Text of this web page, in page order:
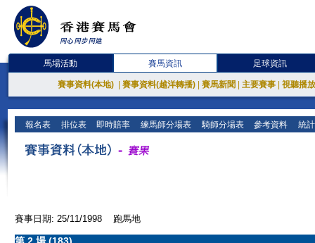
馬場活動 賽馬資訊 足球資訊
賽事資料(本地) 賽事資料(越洋轉播) 賽馬新聞 主要賽事 視聽播
報名表 排位表 即時賠率 練馬師分場表 騎師分場表 參考資料 統
賽事日期: 25/11/1998 跑馬地